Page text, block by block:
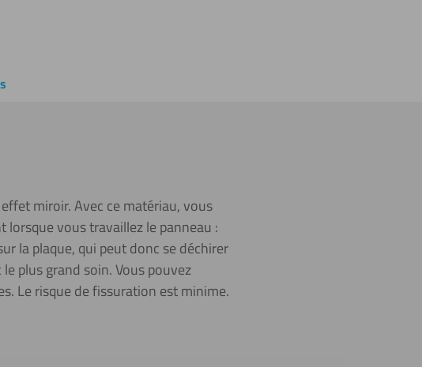
miroir. Avec ce matériau, vous
vous travaillez le panneau :
la plaque, qui peut donc se déchirer
plus grand soin. Vous pouvez
Le risque de fissuration est minime.